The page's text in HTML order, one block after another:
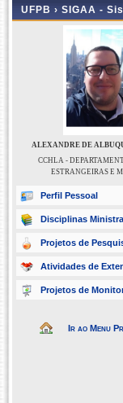
UFPB › SIGAA -
ALEXANDRE DE
CCHLA -
ESTRANGEIRAS E
Perfil Pessoal
Disciplinas
Projetos de
Atividades de
Projetos de
Ir ao Menu